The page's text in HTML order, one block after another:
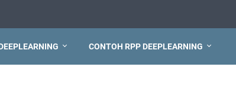
CONTOH RPP DEEPLEARNING